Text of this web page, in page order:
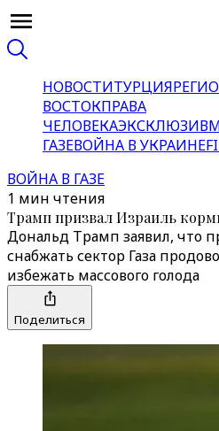
НОВОСТИТУРЦИЯ
ВОСТОКПРАВА
ЧЕЛОВЕКАЭКСКЛЮЗИВ
ГАЗЕВОЙНА В УКРАИНЕ
ВОЙНА В ГАЗЕ
1 мин чтения
Трамп призвал Израиль
Дональд Трамп заявил, что
снабжать сектор Газа
избежать массового голода
Поделиться